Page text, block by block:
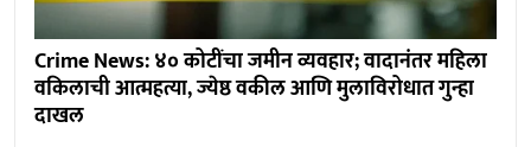
Crime News: ४० कोटींचा जमीन व्यवहार; वादानंतर महिला
वकिलाची आत्महत्या, ज्येष्ठ वकील आणि मुलाविरोधात गुन्हा
दाखल